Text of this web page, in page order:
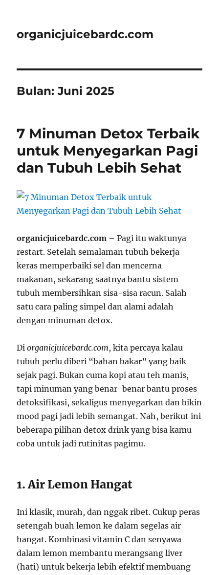
organicjuicebardc.com
Bulan:Juni 2025
7 Minuman Detox Terbaik
untuk Menyegarkan Pagi
dan Tubuh Lebih Sehat
organicjuicebardc.com – Pagi itu waktunya
restart. Setelah semalaman tubuh bekerja
keras memperbaiki sel dan mencerna
makanan, sekarang saatnya bantu sistem
tubuh membersihkan sisa-sisa racun. Salah
satu cara paling simpel dan alami adalah
dengan minuman detox.
Diorganicjuicebardc.com, kita percaya kalau
tubuh perlu diberi “bahan bakar” yang baik
sejak pagi. Bukan cuma kopi atau teh manis,
tapi minuman yang benar-benar bantu proses
detoksifikasi, sekaligus menyegarkan dan bikin
mood pagi jadi lebih semangat. Nah, berikut ini
beberapa pilihan detox drink yang bisa kamu
coba untuk jadi rutinitas pagimu.
1. Air Lemon Hangat
Ini klasik, murah, dan nggak ribet. Cukup peras
setengah buah lemon ke dalam segelas air
hangat. Kombinasi vitamin C dan senyawa
dalam lemon membantu merangsang liver
(hati) untuk bekerja lebih efektif membuang